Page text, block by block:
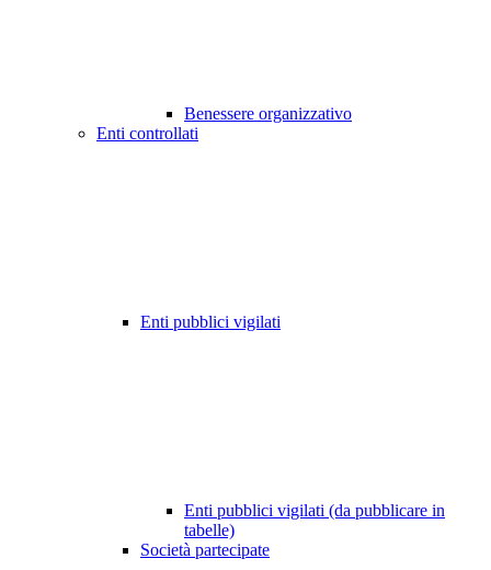
Benessere organizzativo
Enti controllati
Enti pubblici vigilati
Enti pubblici vigilati (da pubblicare in
tabelle)
Società partecipate